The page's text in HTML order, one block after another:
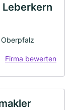
Firma bewerten